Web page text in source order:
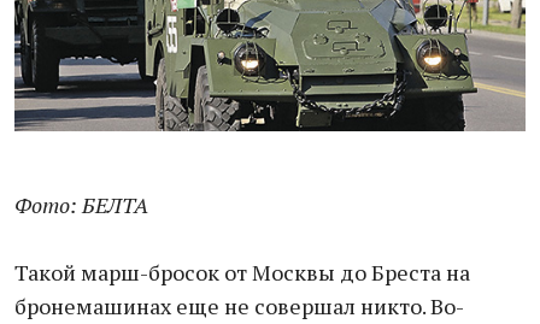
Фото: БЕЛТА
Такой марш-бросок от Москвы до Бреста на
бронемашинах еще не совершал никто. Во-